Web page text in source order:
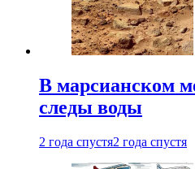
В марсианском
следы воды
2 года спустя2 года спустя